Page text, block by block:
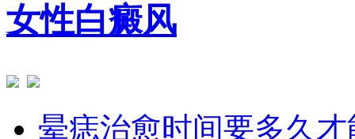
女性白癜风
晕痣治愈时间要多久